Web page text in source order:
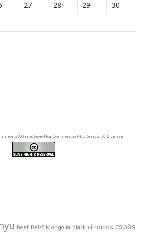
27 28 29
30
Attribution-NonCommercial-NoDerivs 3.0 License
beef Belső-Mongólia black citromos csípős